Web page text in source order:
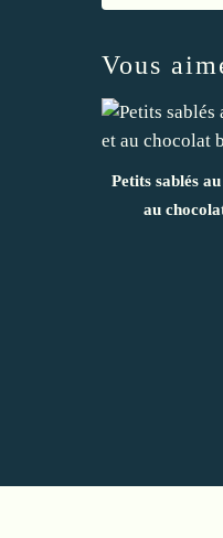
Vous
Petits sablés
au